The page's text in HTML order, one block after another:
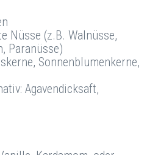
Nüsse (z.B. Walnüsse,
Paranüsse)
Sonnenblumenkerne,
Agavendicksaft,